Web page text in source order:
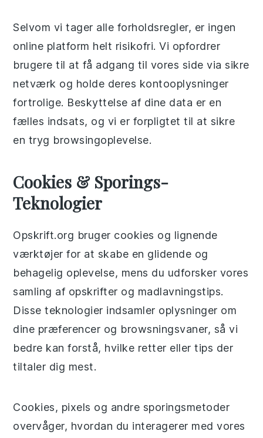
Selvom vi tager alle forholdsregler, er ingen
online platform helt risikofri. Vi opfordrer
brugere til at få adgang til vores side via sikre
netværk og holde deres kontooplysninger
fortrolige. Beskyttelse af dine data er en
fælles indsats, og vi er forpligtet til at sikre
en tryg browsingoplevelse.
Cookies & Sporings-
Teknologier
Opskrift.org bruger cookies og lignende
værktøjer for at skabe en glidende og
behagelig oplevelse, mens du udforsker vores
samling af opskrifter og madlavningstips.
Disse teknologier indsamler oplysninger om
dine præferencer og browsningsvaner, så vi
bedre kan forstå, hvilke retter eller tips der
tiltaler dig mest.
Cookies, pixels og andre sporingsmetoder
overvåger, hvordan du interagerer med vores